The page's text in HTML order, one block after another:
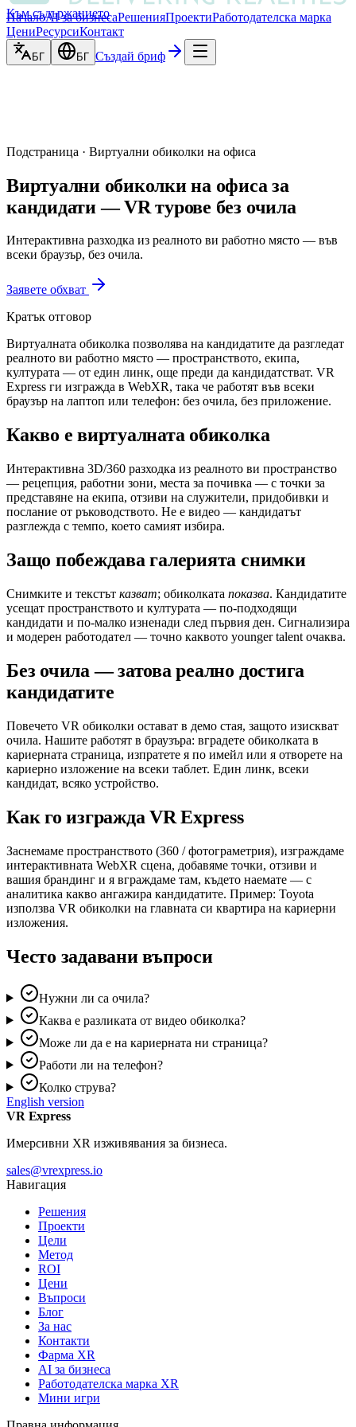
Към съдържанието
НачалоAI за бизнесаРешенияПроектиРаботодателска марка
ЦениРесурсиКонтакт
БГ БГ Създай бриф
Подстраница · Виртуални обиколки на офиса
Виртуални обиколки на офиса за
кандидати — VR турове без очила
Интерактивна разходка из реалното ви работно място — във
всеки браузър, без очила.
Заявете обхват
Кратък отговор
Виртуалната обиколка позволява на кандидатите да разгледат
реалното ви работно място — пространството, екипа,
културата — от един линк, още преди да кандидатстват. VR
Express ги изгражда в WebXR, така че работят във всеки
браузър на лаптоп или телефон: без очила, без приложение.
Какво е виртуалната обиколка
Интерактивна 3D/360 разходка из реалното ви пространство
— рецепция, работни зони, места за почивка — с точки за
представяне на екипа, отзиви на служители, придобивки и
послание от ръководството. Не е видео — кандидатът
разглежда с темпо, което самият избира.
Защо побеждава галерията снимки
Снимките и текстът казват; обиколката показва. Кандидатите
усещат пространството и културата — по-подходящи
кандидати и по-малко изненади след първия ден. Сигнализира
и модерен работодател — точно каквото younger talent очаква.
Без очила — затова реално достига
кандидатите
Повечето VR обиколки остават в демо стая, защото изискват
очила. Нашите работят в браузъра: вградете обиколката в
кариерната страница, изпратете я по имейл или я отворете на
кариерно изложение на всеки таблет. Един линк, всеки
кандидат, всяко устройство.
Как го изгражда VR Express
Заснемаме пространството (360 / фотограметрия), изграждаме
интерактивната WebXR сцена, добавяме точки, отзиви и
вашия брандинг и я вграждаме там, където наемате — с
аналитика какво ангажира кандидатите. Пример: Toyota
използва VR обиколки на главната си квартира на кариерни
изложения.
Често задавани въпроси
Нужни ли са очила?
Каква е разликата от видео обиколка?
Може ли да е на кариерната ни страница?
Работи ли на телефон?
Колко струва?
English version
VR Express
Имерсивни XR изживявания за бизнеса.
sales@vrexpress.io
Навигация
Решения
Проекти
Цели
Метод
ROI
Цени
Въпроси
Блог
За нас
Контакти
Фарма XR
AI за бизнеса
Работодателска марка XR
Мини игри